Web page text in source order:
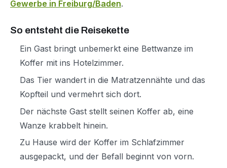
Gewerbe in Freiburg/Baden.
So entsteht die Reisekette
Ein Gast bringt unbemerkt eine Bettwanze im
Koffer mit ins Hotelzimmer.
Das Tier wandert in die Matratzennähte und das
Kopfteil und vermehrt sich dort.
Der nächste Gast stellt seinen Koffer ab, eine
Wanze krabbelt hinein.
Zu Hause wird der Koffer im Schlafzimmer
ausgepackt, und der Befall beginnt von vorn.